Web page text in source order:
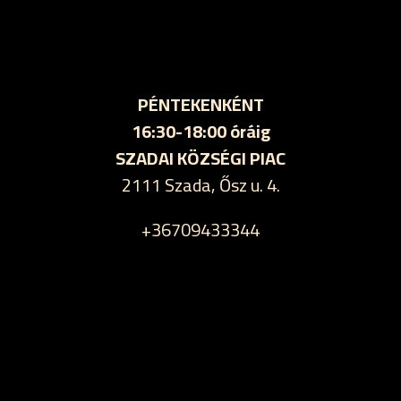
PÉNTEKENKÉNT
16:30-18:00 óráig
SZADAI KÖZSÉGI PIAC
2111 Szada, Ősz u. 4.
+36709433344